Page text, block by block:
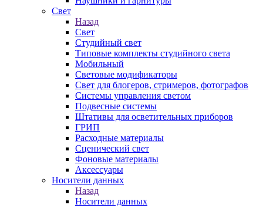
Свет
Назад
Свет
Студийный свет
Типовые комплекты студийного света
Мобильный
Световые модификаторы
Свет для блогеров, стримеров, фотографов
Системы управления светом
Подвесные системы
Штативы для осветительных приборов
ГРИП
Расходные материалы
Сценический свет
Фоновые материалы
Аксессуары
Носители данных
Назад
Носители данных